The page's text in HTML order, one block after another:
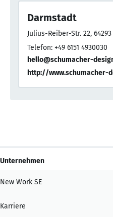
Darmstadt
Julius-Reiber-Str. 22,
Telefon: +49 6151 4930030
hello@schumacher-
http://www.schumacher-
Unternehmen
New Work SE
Karriere